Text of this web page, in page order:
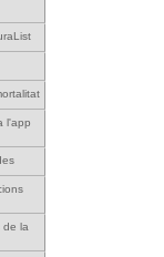
l'app
de la